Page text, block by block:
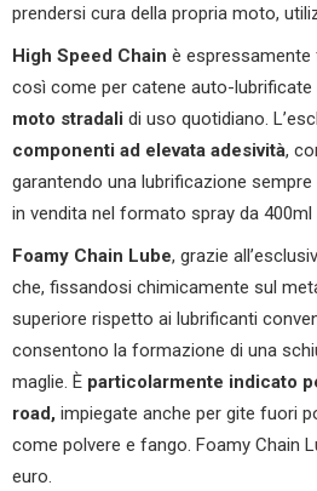
prendersi cura della propria moto,
High Speed Chain è
così come per catene auto-lubrificate
moto stradali di uso quotidiano.
componenti ad elevata adesività,
garantendo una lubrificazione
in vendita nel formato spray da
Foamy Chain Lube, grazie
che, fissandosi chimicamente sul
superiore rispetto ai lubrificanti
consentono la formazione di una
maglie. È particolarmente indicato
road, impiegate anche per gite fuori
come polvere e fango. Foamy Chain
euro.